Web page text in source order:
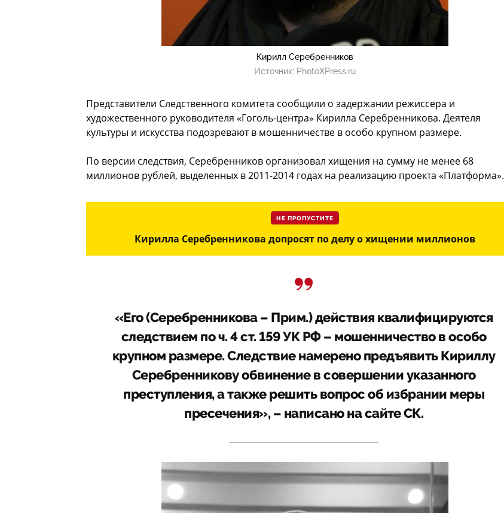
Кирилл Серебренников
Источник: PhotoXPress.ru
Представители Следственного комитета сообщили о задержании режиссера и
художественного руководителя «Гоголь-центра» Кирилла Серебренникова. Деятеля
культуры и искусства подозревают в мошенничестве в особо крупном размере.
По версии следствия, Серебренников организовал хищения на сумму не менее 68
миллионов рублей, выделенных в 2011-2014 годах на реализацию проекта «Платформа».
НЕ ПРОПУСТИТЕ
Кирилла Серебренникова допросят по делу о хищении миллионов
«Его (Серебренникова – Прим.) действия квалифицируются
следствием по ч. 4 ст. 159 УК РФ – мошенничество в особо
крупном размере. Следствие намерено предъявить Кириллу
Серебренникову обвинение в совершении указанного
преступления, а также решить вопрос об избрании меры
пресечения», – написано на сайте СК.